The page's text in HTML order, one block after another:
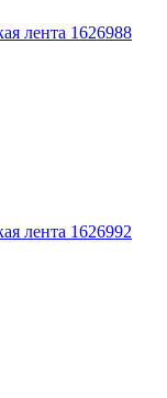
лента 1626988
лента 1626992